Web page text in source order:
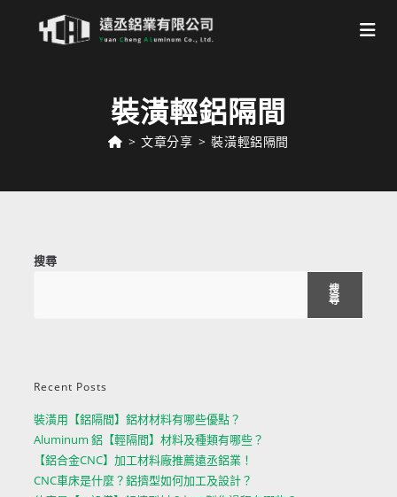
裝潢輕鋁隔間
> 文章分享 > 裝潢輕鋁隔間
搜尋
搜
尋
Recent Posts
裝潢用【鋁隔間】鋁材材料有哪些優點？
Aluminum 鋁【輕隔間】材料及種類有哪些？
【鋁合金CNC】加工材料廠推薦遠丞鋁業！
CNC車床是什麼？鋁擠型如何加工及設計？